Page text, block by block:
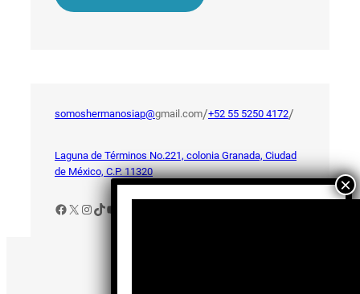
somoshermanosiap@gmail.com/+52 55 5250 4172/
Laguna de Términos No.221, colonia Granada, Ciudad
de México, C.P. 11320
Facebook
X Instagram
TikTok
YouTube